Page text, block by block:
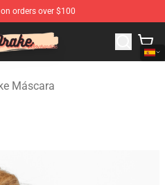
orders over $100
Merchandise Store
Máscara